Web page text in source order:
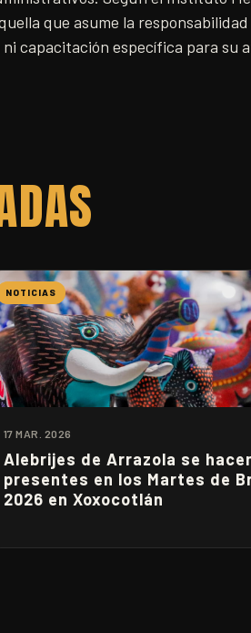
que asume la
capacitación específica para su
NOTICIAS
17 MAR. 2026
Alebrijes de Arrazola se
presentes en los Martes de
2026 en Xoxocotlán